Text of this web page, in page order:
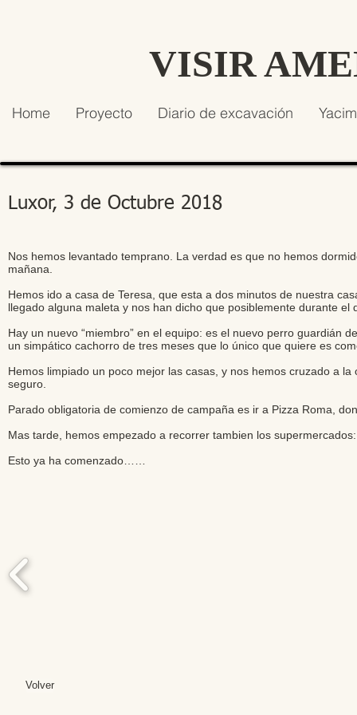
VISIR
Home Proyecto Diario de excavación
Luxor, 3 de Octubre 2018
Nos hemos levantado temprano. La verdad es que no hemos
mañana.
Hemos ido a casa de Teresa, que esta a dos minutos de nuestra
llegado alguna maleta y nos han dicho que posiblemente durante el
Hay un nuevo “miembro” en el equipo: es el nuevo perro guardián
un simpático cachorro de tres meses que lo único que quiere es
Hemos limpiado un poco mejor las casas, y nos hemos cruzado a
seguro.
Parado obligatoria de comienzo de campaña es ir a Pizza Roma,
Mas tarde, hemos empezado a recorrer tambien los
Esto ya ha comenzado……
Volver